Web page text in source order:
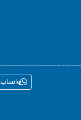
واتساب